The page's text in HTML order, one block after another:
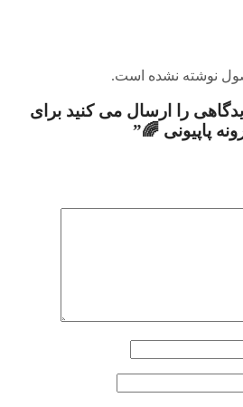
نوشته نشده است.
را ارسال می کنید برای
پاپیونی 🌈”